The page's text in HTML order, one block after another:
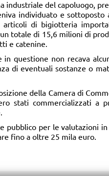
industriale del capoluogo,
individuato e sottoposto
articoli di bigiotteria
totale di 15,6 milioni di
e catenine.
in questione non recava
di eventuali sostanze o
della Camera di
stati commercializzati a
pubblico per le valutazioni
fino a oltre 25 mila euro.​​